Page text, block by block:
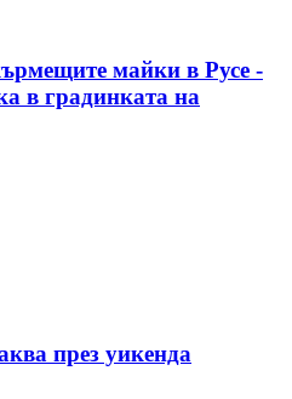
майки в Русе -
в градинката на
през уикенда